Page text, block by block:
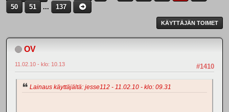
50
51 ... 137
KÄYTTÄJÄN TOIMET
OV
#1410
11.02.10 - klo: 10.13
Lainaus käyttäjältä: jesse112 - 11.02.10 - klo: 09.31